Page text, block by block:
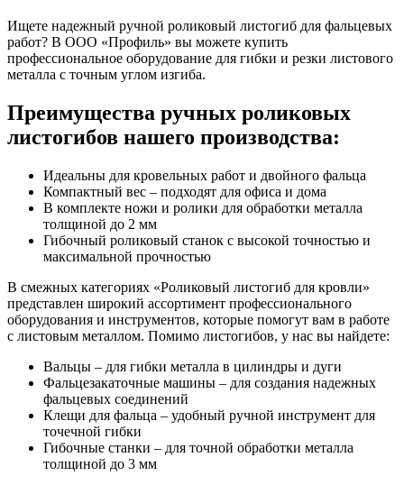
Ищете надежный ручной роликовый листогиб для фальцевых
работ? В ООО «Профиль» вы можете купить
профессиональное оборудование для гибки и резки листового
металла с точным углом изгиба.
Преимущества ручных роликовых
листогибов нашего производства:
Идеальны для кровельных работ и двойного фальца
Компактный вес – подходят для офиса и дома
В комплекте ножи и ролики для обработки металла
толщиной до 2 мм
Гибочный роликовый станок с высокой точностью и
максимальной прочностью
В смежных категориях «Роликовый листогиб для кровли»
представлен широкий ассортимент профессионального
оборудования и инструментов, которые помогут вам в работе
с листовым металлом. Помимо листогибов, у нас вы найдете:
Вальцы – для гибки металла в цилиндры и дуги
Фальцезакаточные машины – для создания надежных
фальцевых соединений
Клещи для фальца – удобный ручной инструмент для
точечной гибки
Гибочные станки – для точной обработки металла
толщиной до 3 мм